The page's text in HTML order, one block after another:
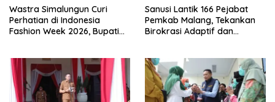
Wastra Simalungun Curi
Perhatian di Indonesia
Fashion Week 2026, Bupati
Sanusi Lantik 166 Pejabat
Pemkab Malang, Tekankan
Birokrasi Adaptif dan